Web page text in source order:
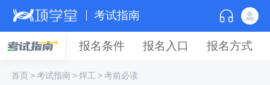
考试指南
报名条件 报名入口 报名方式
首页>考试指南>焊工 >考前必读